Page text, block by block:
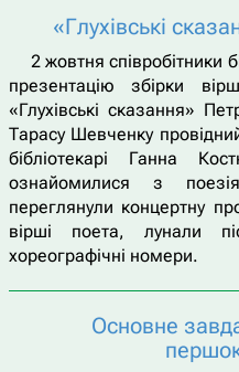
«Глухівські
2 жовтня співробітники
презентацію збірки
«Глухівські сказання»
Тарасу Шевченку
бібліотекарі Ганна
ознайомилися з
переглянули концертну
вірші поета, лунали
хореографічні номери.
Основне